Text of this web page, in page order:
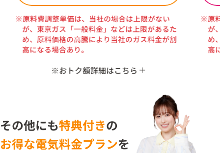
※原料費調整単価は、当社の場合は上限がない
が、東京ガス「一般料金」などは上限があるた
め、原料価格の高騰により当社のガス料金が割
高になる場合あり。
※おトク額は、3人家族のモデル使用量（電気40A
エナジーパートナー「スタンダードS」東京ガ
ス「一般料金」の適用単価とCDエナジー「ベー
シックでんき」「ベーシックガス」の料金を比
較し、算定。消費税相当額を含み、原・燃料費
調整額および再生可能エネルギー発電促進賦課
金を含まない金額の比較。（セット割込）
※おトク額詳細はこちら
※原
が
め
高
その他にも特典付きの
お得な電気料金プランを